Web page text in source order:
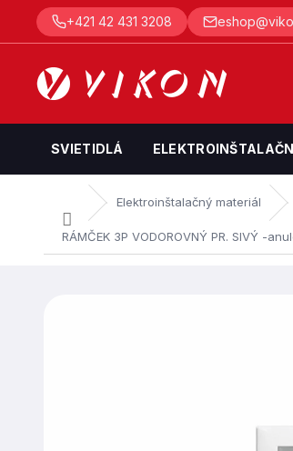
obsah
+421 42 431 3208
SVIETIDLÁ
DomovElektroinštalačný materiál
RÁMČEK 3P VODOROVNÝ PR. SIVÝ -